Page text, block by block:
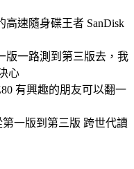
速隨身碟王者 SanDisk
版一路測到第三版去，我
心
有興趣的朋友可以翻一
第一版到第三版 跨世代讀